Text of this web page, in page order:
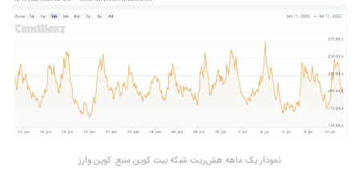
نمودار یک ماهه هش‌ریت شبکه بیت کوین منبع: کوین وارز